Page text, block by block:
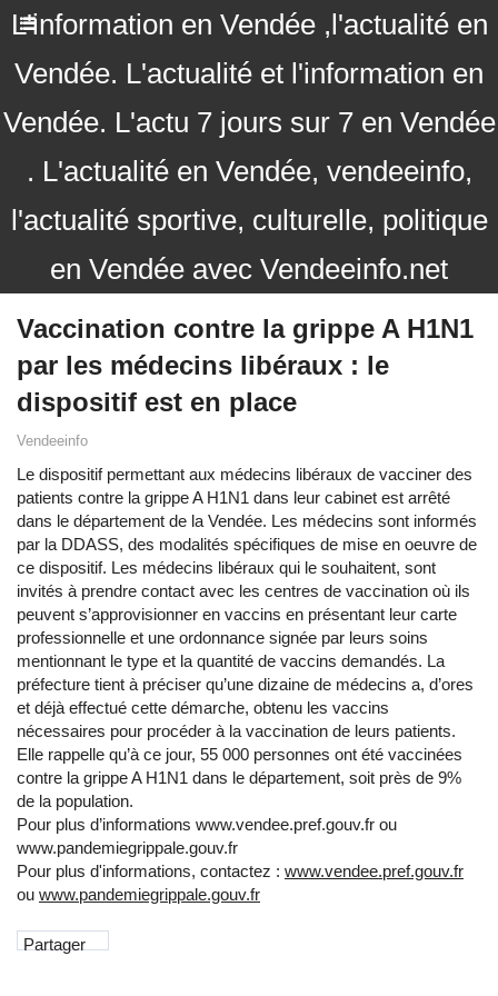
L'information en Vendée ,l'actualité en
Vendée. L'actualité et l'information en
Vendée. L'actu 7 jours sur 7 en Vendée
. L'actualité en Vendée, vendeeinfo,
l'actualité sportive, culturelle, politique
en Vendée avec Vendeeinfo.net
Vaccination contre la grippe A H1N1
par les médecins libéraux : le
dispositif est en place
Vendeeinfo
Le dispositif permettant aux médecins libéraux de vacciner des
patients contre la grippe A H1N1 dans leur cabinet est arrêté
dans le département de la Vendée. Les médecins sont informés
par la DDASS, des modalités spécifiques de mise en oeuvre de
ce dispositif. Les médecins libéraux qui le souhaitent, sont
invités à prendre contact avec les centres de vaccination où ils
peuvent s’approvisionner en vaccins en présentant leur carte
professionnelle et une ordonnance signée par leurs soins
mentionnant le type et la quantité de vaccins demandés. La
préfecture tient à préciser qu’une dizaine de médecins a, d’ores
et déjà effectué cette démarche, obtenu les vaccins
nécessaires pour procéder à la vaccination de leurs patients.
Elle rappelle qu’à ce jour, 55 000 personnes ont été vaccinées
contre la grippe A H1N1 dans le département, soit près de 9%
de la population.
Pour plus d’informations www.vendee.pref.gouv.fr ou
www.pandemiegrippale.gouv.fr
Pour plus d'informations, contactez : www.vendee.pref.gouv.fr
ou www.pandemiegrippale.gouv.fr
Partager